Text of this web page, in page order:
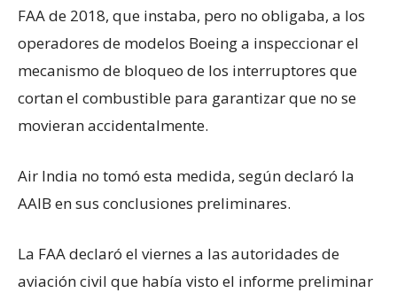
FAA de 2018, que instaba, pero no obligaba, a los
operadores de modelos Boeing a inspeccionar el
mecanismo de bloqueo de los interruptores que
cortan el combustible para garantizar que no se
movieran accidentalmente.
Air India no tomó esta medida, según declaró la
AAIB en sus conclusiones preliminares.
La FAA declaró el viernes a las autoridades de
aviación civil que había visto el informe preliminar